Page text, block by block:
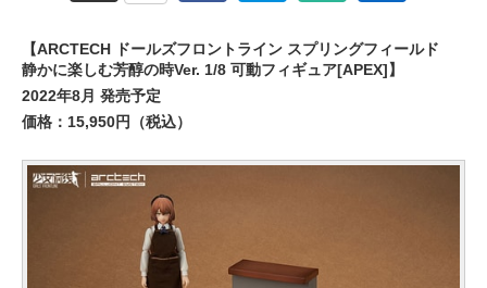
【ARCTECH ドールズフロントライン スプリングフィールド
静かに楽しむ芳醇の時Ver. 1/8 可動フィギュア[APEX]】
2022年8月 発売予定
価格：15,950円（税込）